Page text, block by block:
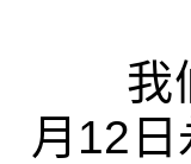
我们
月 12